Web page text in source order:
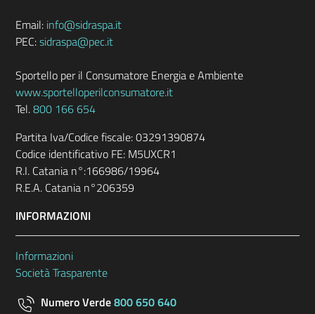
Email: info@sidraspa.it
PEC:sidraspa@pec.it
Sportello per il Consumatore Energia e Ambiente
www.sportelloperilconsumatore.it
Tel.800 166 654
Partita Iva/Codice fiscale: 03291390874
Codice identificativo FE: M5UXCR1
R.I. Catania n°:166986/19964
R.E.A. Catania n°206359
INFORMAZIONI
Informazioni
Società Trasparente
Numero Verde800 650 640